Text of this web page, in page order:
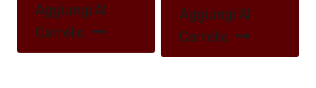
Aggiungi Al
Carrello
Aggiungi Al
Carrello